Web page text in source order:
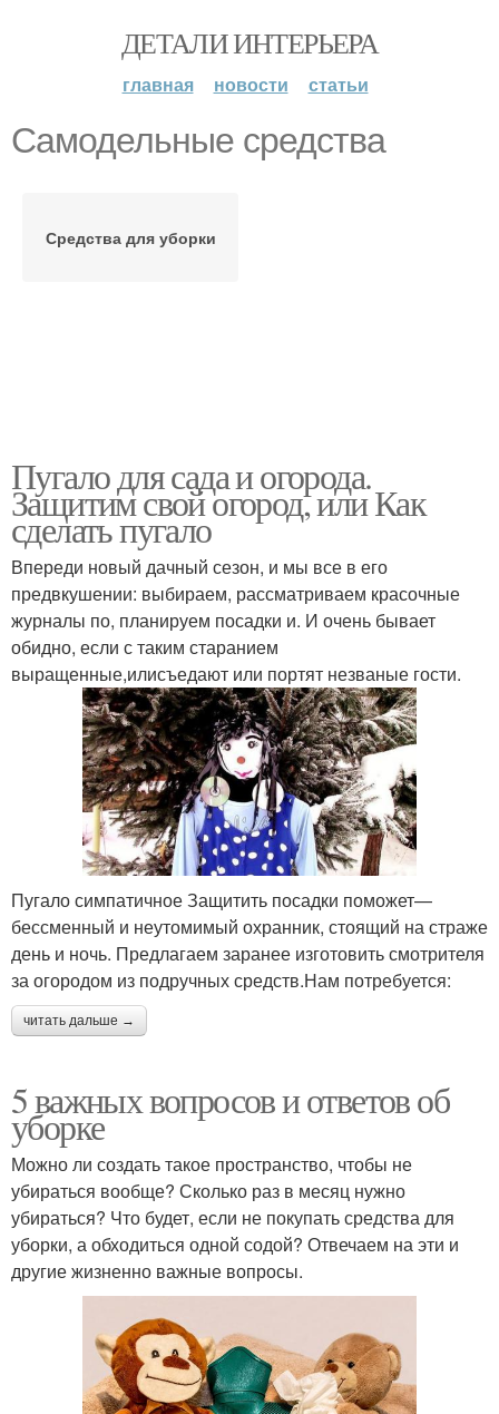
ДЕТАЛИ ИНТЕРЬЕРА
главная новости статьи
Самодельные средства
Средства для уборки
Пугало для сада и огорода.
Защитим свой огород, или Как
сделать пугало
Впереди новый дачный сезон, и мы все в его
предвкушении: выбираем, рассматриваем красочные
журналы по, планируем посадки и. И очень бывает
обидно, если с таким старанием
выращенные,илисъедают или портят незваные гости.
Пугало симпатичное Защитить посадки поможет—
бессменный и неутомимый охранник, стоящий на страже
день и ночь. Предлагаем заранее изготовить смотрителя
за огородом из подручных средств.Нам потребуется:
читать дальше →
5 важных вопросов и ответов об
уборке
Можно ли создать такое пространство, чтобы не
убираться вообще? Сколько раз в месяц нужно
убираться? Что будет, если не покупать средства для
уборки, а обходиться одной содой? Отвечаем на эти и
другие жизненно важные вопросы.